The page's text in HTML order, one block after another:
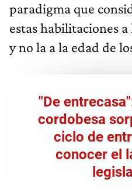
paradigma que
estas habilitaciones
y no la a la edad de
"De
cordobesa
ciclo de
conocer el